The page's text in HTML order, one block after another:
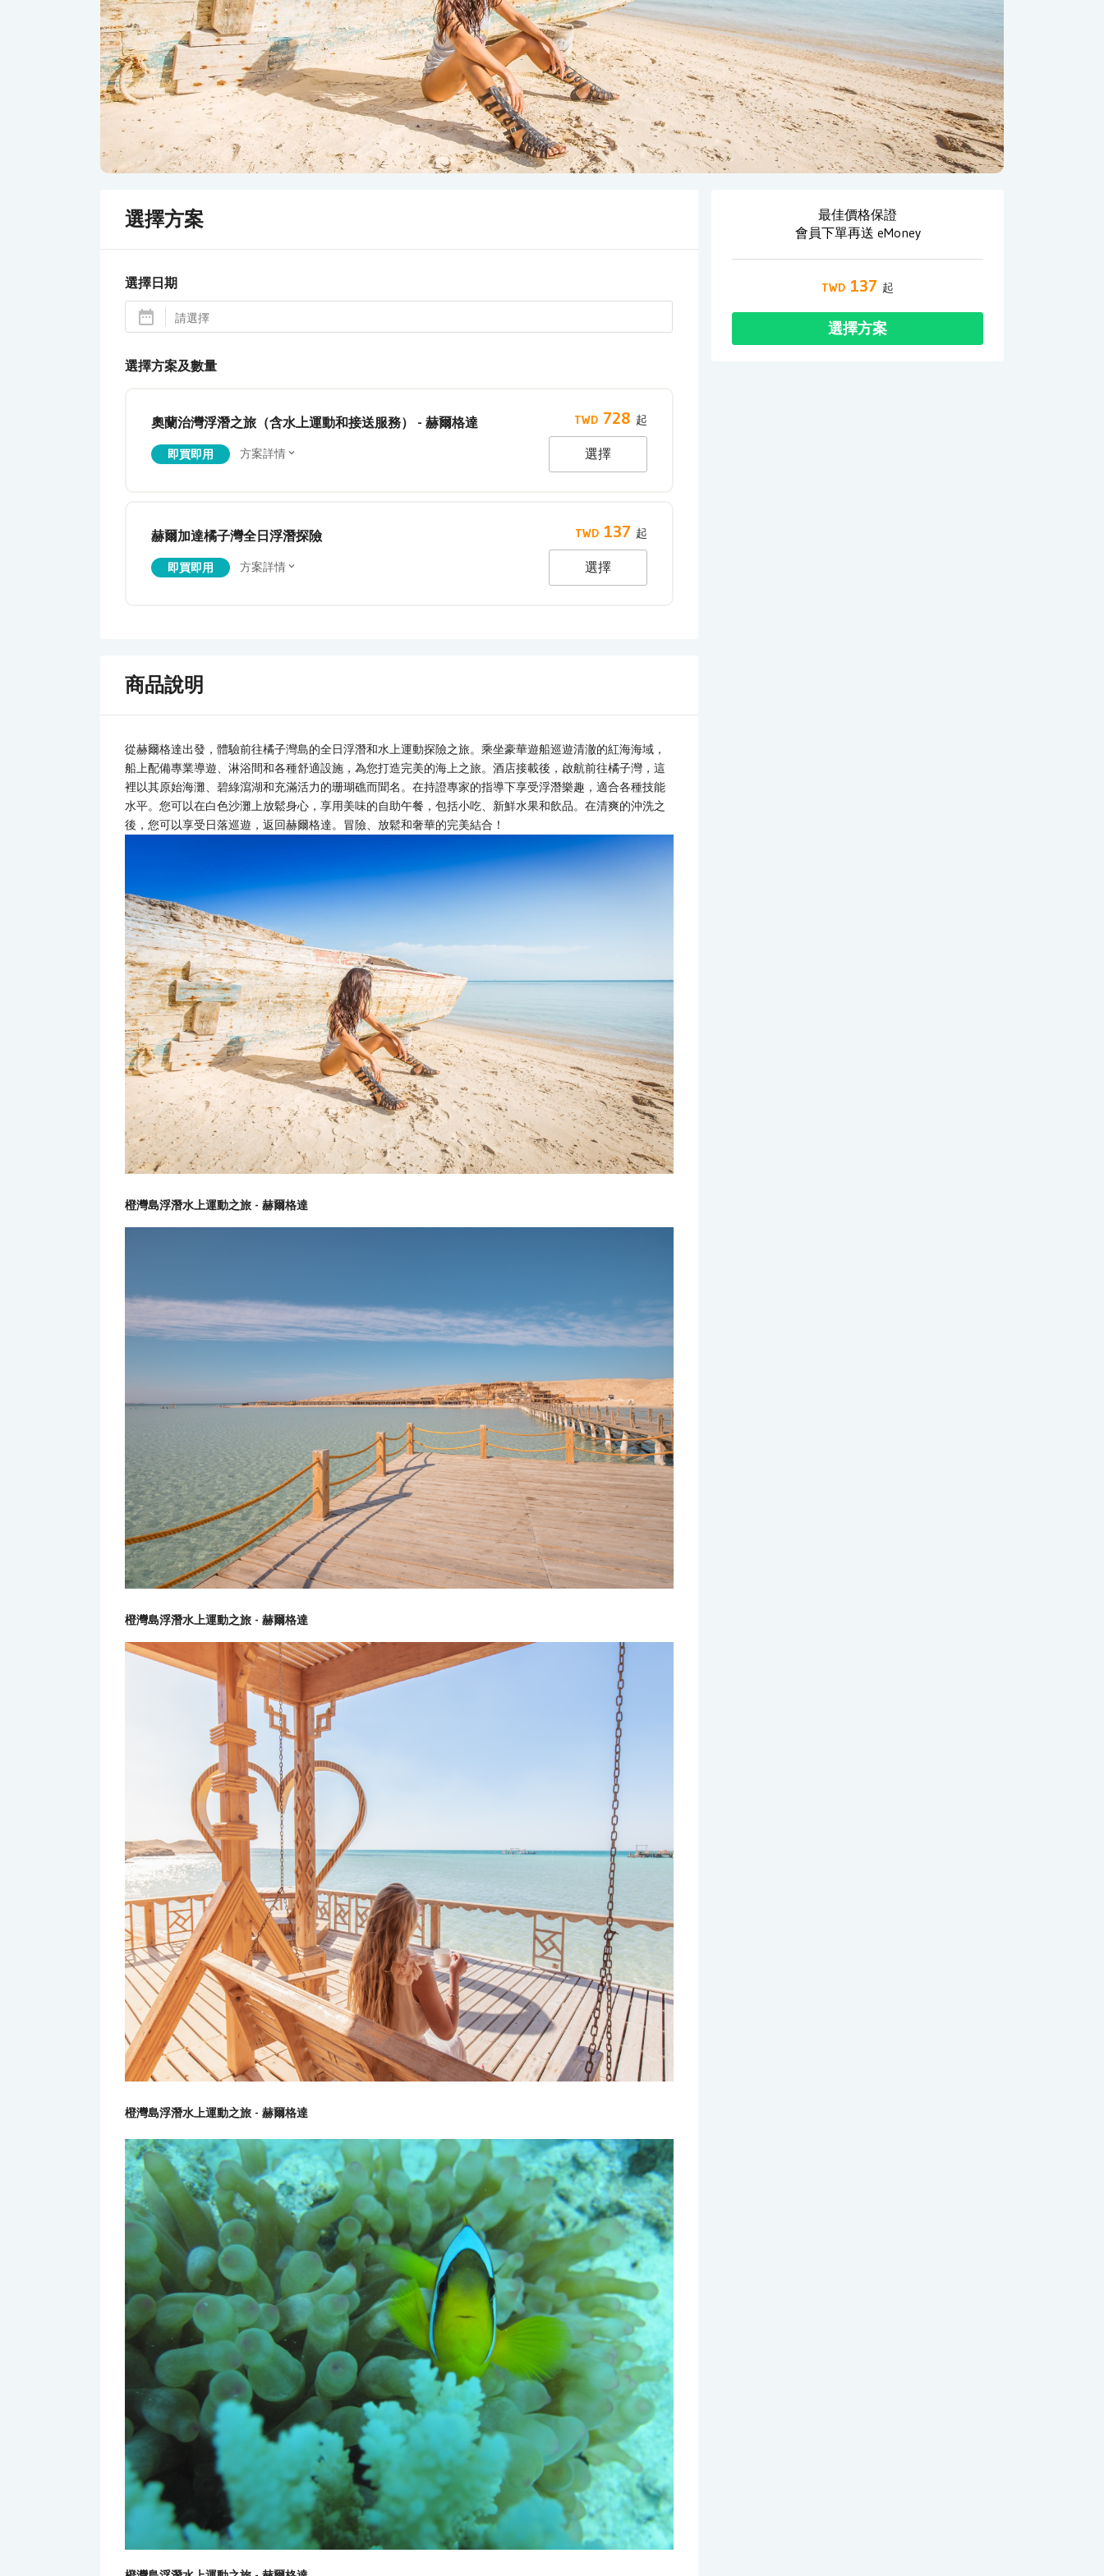
選擇方案
選擇日期
選擇方案及數量
奧蘭治灣浮潛之旅（含水上運動和接送服務） - 赫爾格達
即買即用 方案詳情
728
選擇
赫爾加達橘子灣全日浮潛探險
即買即用 方案詳情
137
選擇
商品說明
從赫爾格達出發，體驗前往橘子灣島的全日浮潛和水上運動探險之旅。乘坐豪華遊船巡遊清澈的紅海海域，
船上配備專業導遊、淋浴間和各種舒適設施，為您打造完美的海上之旅。酒店接載後，啟航前往橘子灣，這
裡以其原始海灘、碧綠瀉湖和充滿活力的珊瑚礁而聞名。在持證專家的指導下享受浮潛樂趣，適合各種技能
水平。您可以在白色沙灘上放鬆身心，享用美味的自助午餐，包括小吃、新鮮水果和飲品。在清爽的沖洗之
後，您可以享受日落巡遊，返回赫爾格達。冒險、放鬆和奢華的完美結合！
橙灣島浮潛水上運動之旅 - 赫爾格達
橙灣島浮潛水上運動之旅 - 赫爾格達
橙灣島浮潛水上運動之旅 - 赫爾格達
最佳價格保證
會員下單再送 eMoney
137
選擇方案